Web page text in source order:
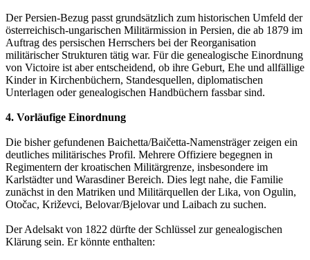
Der Persien-Bezug passt grundsätzlich zum historischen Umfeld der
österreichisch-ungarischen Militärmission in Persien, die ab 1879 im
Auftrag des persischen Herrschers bei der Reorganisation
militärischer Strukturen tätig war. Für die genealogische Einordnung
von Victoire ist aber entscheidend, ob ihre Geburt, Ehe und allfällige
Kinder in Kirchenbüchern, Standesquellen, diplomatischen
Unterlagen oder genealogischen Handbüchern fassbar sind.
4. Vorläufige Einordnung
Die bisher gefundenen Baichetta/Baičetta-Namensträger zeigen ein
deutliches militärisches Profil. Mehrere Offiziere begegnen in
Regimentern der kroatischen Militärgrenze, insbesondere im
Karlstädter und Warasdiner Bereich. Dies legt nahe, die Familie
zunächst in den Matriken und Militärquellen der Lika, von Ogulin,
Otočac, Križevci, Belovar/Bjelovar und Laibach zu suchen.
Der Adelsakt von 1822 dürfte der Schlüssel zur genealogischen
Klärung sein. Er könnte enthalten: